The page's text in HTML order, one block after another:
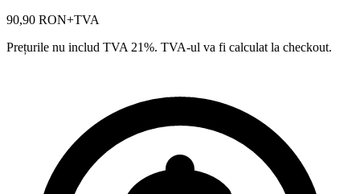
90,90 RON+TVA
Prețurile nu includ TVA 21%. TVA-ul va fi calculat la checkout.